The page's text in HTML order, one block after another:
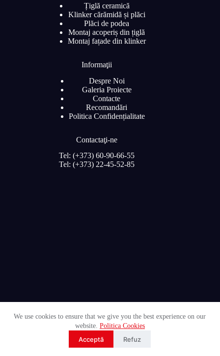
We use cookies to ensure that we give you the best experience on our
website. Politica Cookies
Acceptă Refuz
Țiglă ceramică
Klinker cărămidă și plăci
Plăci de podea
Montaj acoperiș din țiglă
Montaj fațade din klinker
Informaţii
Despre Noi
Galeria Proiecte
Contacte
Recomandări
Politica Confidențialitate
Contactaţi-ne
Tel: (+373) 60-90-66-55
Tel: (+373) 22-45-52-85
© 2026 Röben.md Operat de
UNGUREANU ART